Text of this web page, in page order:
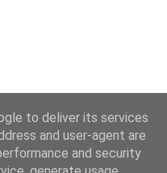
to deliver its services
and user-agent are
and security